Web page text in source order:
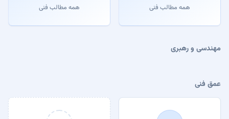
همه مطالب فنی همه مطالب فنی
مهندسی و رهبری
عمق فنی